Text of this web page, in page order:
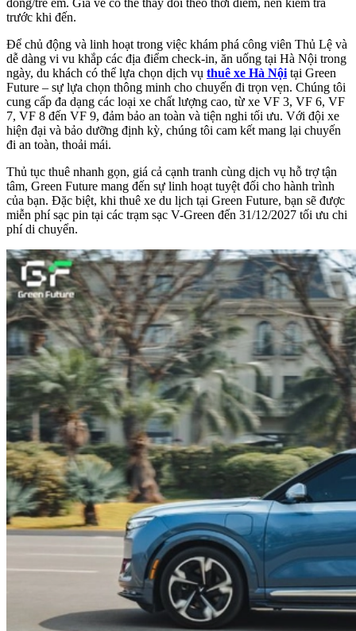
đồng/trẻ em. Giá vé có thể thay đổi theo thời điểm, nên kiểm tra
trước khi đến.
Để chủ động và linh hoạt trong việc khám phá công viên Thủ Lệ và
dễ dàng vi vu khắp các địa điểm check-in, ăn uống tại Hà Nội trong
ngày, du khách có thể lựa chọn dịch vụ thuê xe Hà Nội tại Green
Future – sự lựa chọn thông minh cho chuyến đi trọn vẹn. Chúng tôi
cung cấp đa dạng các loại xe chất lượng cao, từ xe VF 3, VF 6, VF
7, VF 8 đến VF 9, đảm bảo an toàn và tiện nghi tối ưu. Với đội xe
hiện đại và bảo dưỡng định kỳ, chúng tôi cam kết mang lại chuyến
đi an toàn, thoải mái.
Thủ tục thuê nhanh gọn, giá cả cạnh tranh cùng dịch vụ hỗ trợ tận
tâm, Green Future mang đến sự linh hoạt tuyệt đối cho hành trình
của bạn. Đặc biệt, khi thuê xe du lịch tại Green Future, bạn sẽ được
miễn phí sạc pin tại các trạm sạc V-Green đến 31/12/2027 tối ưu chi
phí di chuyển.